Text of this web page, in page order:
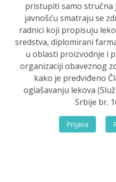
pristupiti samo stručna
javnošću smatraju se
radnici koji propisuju
sredstva, diplomirani
u oblasti proizvodnje i
organizaciji obaveznog
kako je predviđeno
oglašavanju lekova
Srbije br.
Prijava